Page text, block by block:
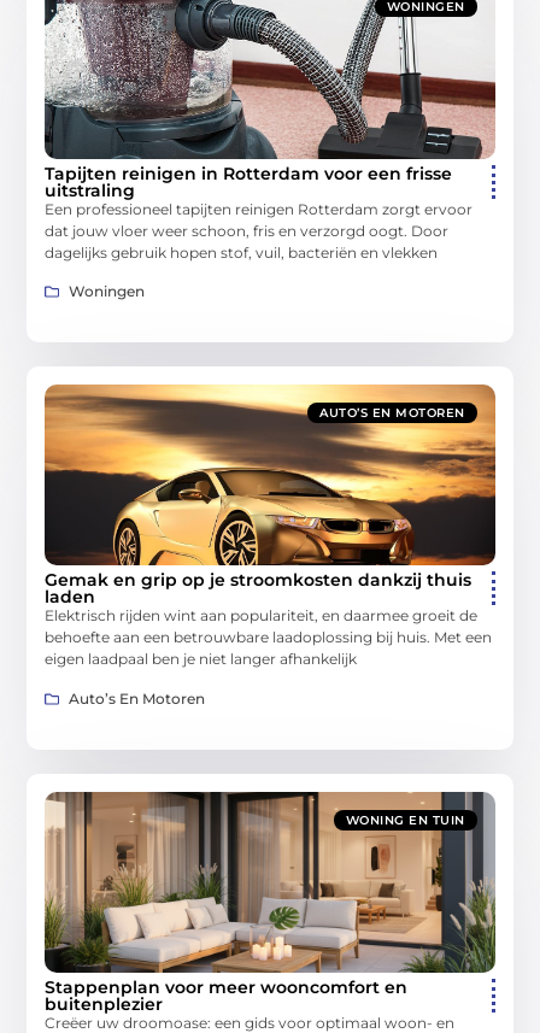
WONINGEN
Tapijten reinigen in Rotterdam voor een frisse
uitstraling
Een professioneel tapijten reinigen Rotterdam zorgt ervoor
dat jouw vloer weer schoon, fris en verzorgd oogt. Door
dagelijks gebruik hopen stof, vuil, bacteriën en vlekken
Woningen
AUTO’S EN MOTOREN
Gemak en grip op je stroomkosten dankzij thuis
laden
Elektrisch rijden wint aan populariteit, en daarmee groeit de
behoefte aan een betrouwbare laadoplossing bij huis. Met een
eigen laadpaal ben je niet langer afhankelijk
Auto’s En Motoren
WONING EN TUIN
Stappenplan voor meer wooncomfort en
buitenplezier
Creëer uw droomoase: een gids voor optimaal woon- en